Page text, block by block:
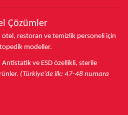
Çözümler
otel, restoran ve temizlik personeli için
modeller.
Antistatik ve ESD özellikli, sterile
(Türkiye'de ilk: 47-48 numara